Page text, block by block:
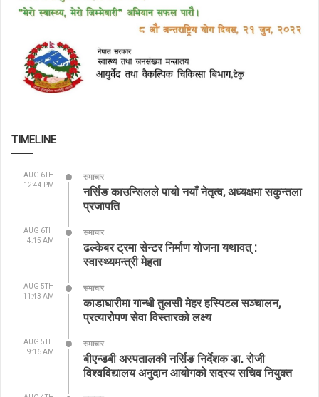
TIMELINE
AUG 6TH
12:44 PM
समाचार
नर्सिङ काउन्सिलले पायो नयाँ नेतृत्व, अध्यक्षमा सकुन्तला
प्रजापति
AUG 6TH
4:15 AM
समाचार
ढल्केबर ट्रमा सेन्टर निर्माण योजना यथावत् :
स्वास्थ्यमन्त्री मेहता
AUG 5TH
11:43 AM
समाचार
काडाघारीमा गान्धी तुलसी मेहर हस्पिटल सञ्चालन,
प्रत्यारोपण सेवा विस्तारको लक्ष्य
AUG 5TH
9:16 AM
समाचार
बीएन्डबी अस्पतालकी नर्सिङ निर्देशक डा. रोजी
विश्वविद्यालय अनुदान आयोगको सदस्य सचिव नियुक्त